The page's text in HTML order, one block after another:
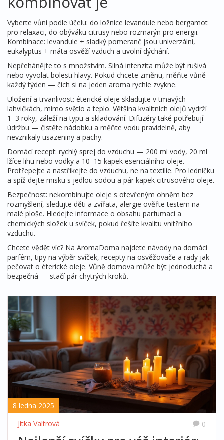
Vyberte vůni podle účelu: do ložnice levandule nebo bergamot
pro relaxaci, do obýváku citrusy nebo rozmarýn pro energii.
Kombinace: levandule + sladký pomeranč jsou univerzální,
eukalyptus + máta osvěží vzduch a uvolní dýchání.
Nepřehánějte to s množstvím. Silná intenzita může být rušivá
nebo vyvolat bolesti hlavy. Pokud chcete změnu, měňte vůně
každý týden — čich si na jeden aroma rychle zvykne.
Uložení a trvanlivost: éterické oleje skladujte v tmavých
lahvičkách, mimo světlo a teplo. Většina kvalitních olejů vydrží
1–3 roky, záleží na typu a skladování. Difuzéry také potřebují
údržbu — čistěte nádobku a měňte vodu pravidelně, aby
nevznikaly usazeniny a pachy.
Domácí recept: rychlý sprej do vzduchu — 200 ml vody, 20 ml
lžíce lihu nebo vodky a 10–15 kapek esenciálního oleje.
Protřepejte a nastříkejte do vzduchu, ne na textilie. Pro ledničku
a spíž dejte misku s jedlou sodou a pár kapek citrusového oleje.
Bezpečnost: nekombinujte oleje s otevřeným ohněm bez
rozmyšlení, sledujte děti a zvířata, alergie ověřte testem na
malé ploše. Hledejte informace o obsahu parfumací a
chemických složek u svíček, pokud řešíte kvalitu vnitřního
vzduchu.
Chcete vědět víc? Na AromaDoma najdete návody na domácí
parfém, tipy na výběr svíček, recepty na osvěžovače a rady jak
pečovat o éterické oleje. Vůně domova může být jednoduchá a
bezpečná — stačí pár chytrých kroků.
8 ledna 2025
Jitka Valtrová
0